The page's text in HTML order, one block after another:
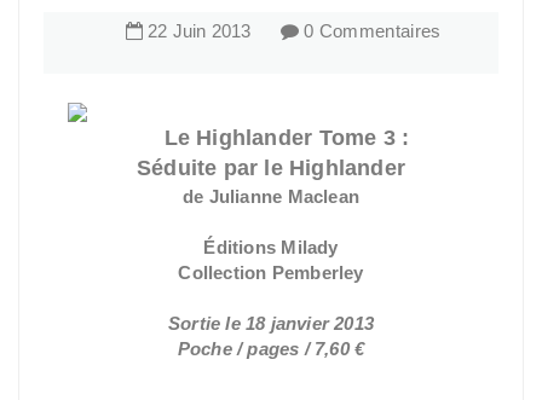
22 Juin 2013 0 Commentaires
Le Highlander Tome 3 :
Séduite par le Highlander
de Julianne Maclean
Éditions Milady
Collection Pemberley
Sortie le 18 janvier 2013
Poche / pages / 7,60 €